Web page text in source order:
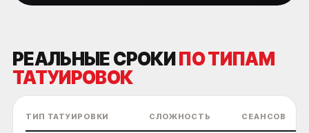
РЕАЛЬНЫЕ СРОКИПО ТИПАМ
ТАТУИРОВОК
ТИП ТАТУИРОВКИ СЛОЖНОСТЬ СЕАНСОВ